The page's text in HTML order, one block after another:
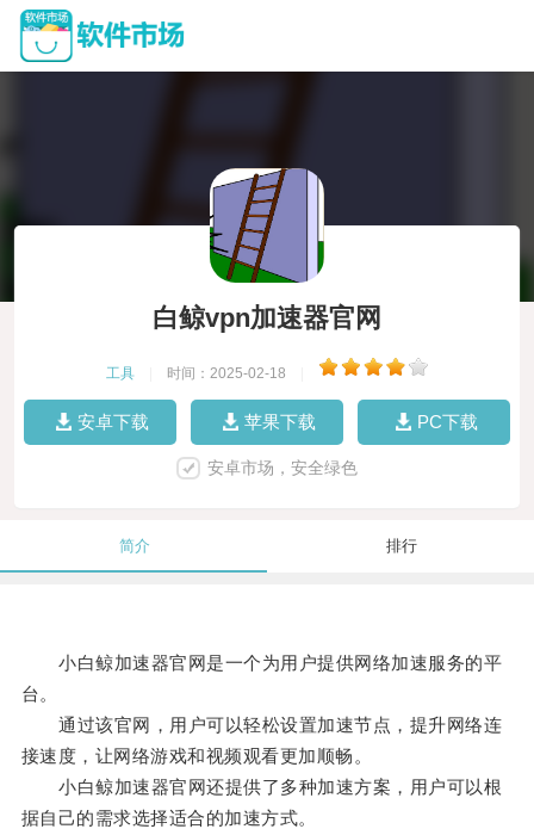
白鲸vpn加速器官网
工具 时间：2025-02-18
安卓下载 苹果下载 PC下载
安卓市场，安全绿色
简介 排行
小白鲸加速器官网是一个为用户提供网络加速服务的平
台。
通过该官网，用户可以轻松设置加速节点，提升网络连
接速度，让网络游戏和视频观看更加顺畅。
小白鲸加速器官网还提供了多种加速方案，用户可以根
据自己的需求选择适合的加速方式。